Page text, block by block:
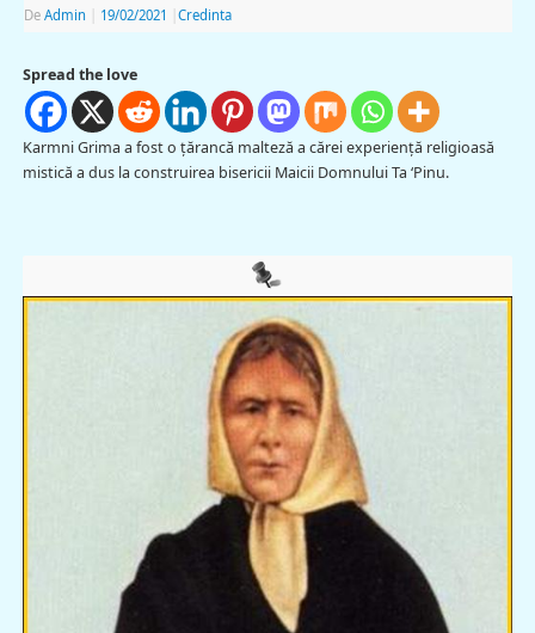
De Admin 19/02/2021 Credinta
Spread the love
Karmni Grima a fost o țărancă malteză a cărei experiență religioasă
mistică a dus la construirea bisericii Maicii Domnului Ta ‘Pinu.